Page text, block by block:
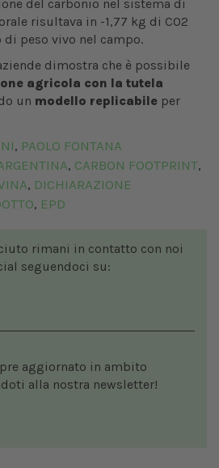
del carbonio nel sistema di
risultava in -1,77 kg di CO2
peso vivo nel campo.
dimostra che è possibile
agricola con la tutela
un modello replicabile per
, PAOLO FONTANA
, CARBON FOOTPRINT,
, DICHIARAZIONE
, EPD
rimani in contatto con noi
seguendoci su:
aggiornato in ambito
alla nostra newsletter!